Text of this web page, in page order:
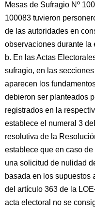
Mesas de Sufragio Nº
100083 tuvieron
de las autoridades en
observaciones durante la
b. En las Actas
sufragio, en las
aparecen los
debieron ser planteados
registrados en la
establece el numeral 3
resolutiva de la
establece que en caso
una solicitud de nulidad
basada en los supuestos
del artículo 363 de la
acta electoral no se